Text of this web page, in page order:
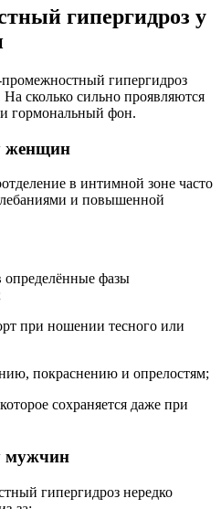
гипергидроз у
гипергидроз
сколько сильно проявляются
гормональный фон.
женщин
в интимной зоне часто
и повышенной
определённые фазы
при ношении тесного или
покраснению и опрелостям;
сохраняется даже при
мужчин
гипергидроз нередко